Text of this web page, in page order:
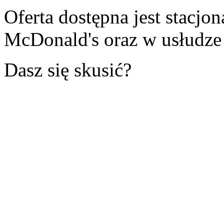
Oferta dostępna jest
McDonald's oraz w
Dasz się skusić?